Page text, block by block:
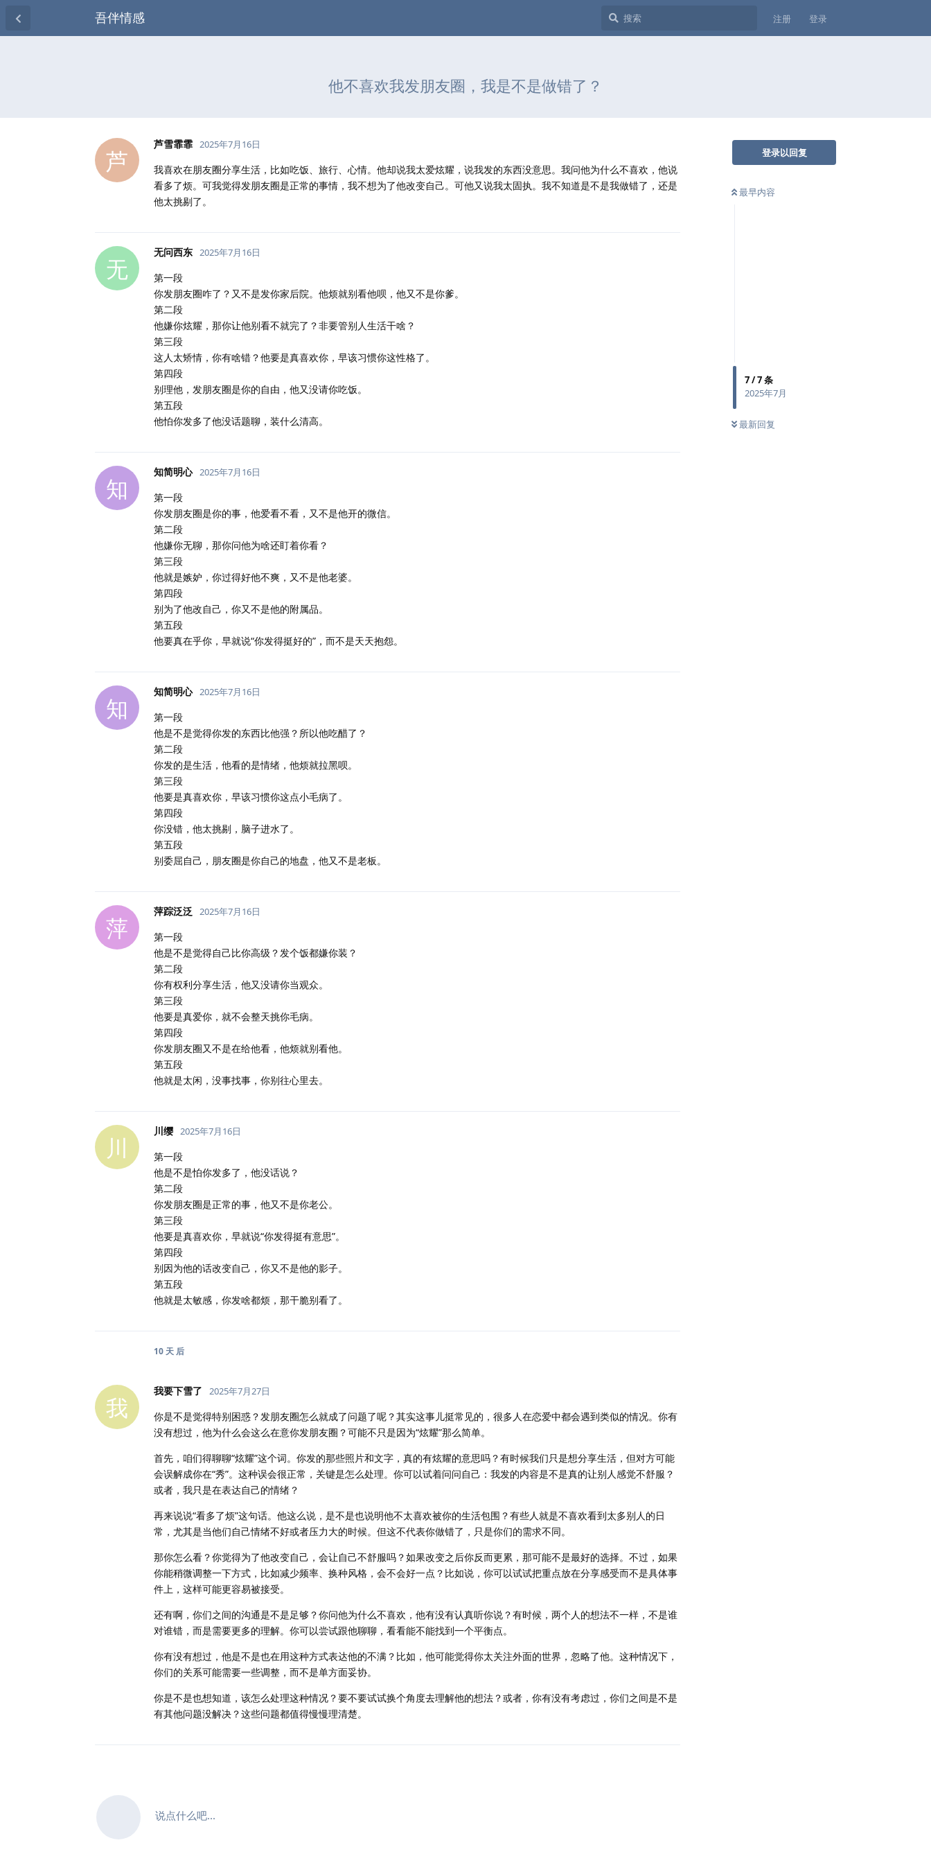
吾伴情感 注册 登录
他不喜欢我发朋友圈，我是不是做错了？
登录以回复
最早内容
7/7条
2025年7月
最新回复
芦
芦雪霏霏 2025年7月16日
我喜欢在朋友圈分享生活，比如吃饭、旅行、心情。他却说我太爱炫耀，说我发的东西没意思。我问他为什么不喜欢，他说
看多了烦。可我觉得发朋友圈是正常的事情，我不想为了他改变自己。可他又说我太固执。我不知道是不是我做错了，还是
他太挑剔了。
无
无问西东 2025年7月16日
第一段
你发朋友圈咋了？又不是发你家后院。他烦就别看他呗，他又不是你爹。
第二段
他嫌你炫耀，那你让他别看不就完了？非要管别人生活干啥？
第三段
这人太矫情，你有啥错？他要是真喜欢你，早该习惯你这性格了。
第四段
别理他，发朋友圈是你的自由，他又没请你吃饭。
第五段
他怕你发多了他没话题聊，装什么清高。
知
知简明心 2025年7月16日
第一段
你发朋友圈是你的事，他爱看不看，又不是他开的微信。
第二段
他嫌你无聊，那你问他为啥还盯着你看？
第三段
他就是嫉妒，你过得好他不爽，又不是他老婆。
第四段
别为了他改自己，你又不是他的附属品。
第五段
他要真在乎你，早就说“你发得挺好的”，而不是天天抱怨。
知
知简明心 2025年7月16日
第一段
他是不是觉得你发的东西比他强？所以他吃醋了？
第二段
你发的是生活，他看的是情绪，他烦就拉黑呗。
第三段
他要是真喜欢你，早该习惯你这点小毛病了。
第四段
你没错，他太挑剔，脑子进水了。
第五段
别委屈自己，朋友圈是你自己的地盘，他又不是老板。
萍
萍踪泛泛 2025年7月16日
第一段
他是不是觉得自己比你高级？发个饭都嫌你装？
第二段
你有权利分享生活，他又没请你当观众。
第三段
他要是真爱你，就不会整天挑你毛病。
第四段
你发朋友圈又不是在给他看，他烦就别看他。
第五段
他就是太闲，没事找事，你别往心里去。
川
川缨 2025年7月16日
第一段
他是不是怕你发多了，他没话说？
第二段
你发朋友圈是正常的事，他又不是你老公。
第三段
他要是真喜欢你，早就说“你发得挺有意思”。
第四段
别因为他的话改变自己，你又不是他的影子。
第五段
他就是太敏感，你发啥都烦，那干脆别看了。
10 天 后
我
我要下雪了 2025年7月27日
你是不是觉得特别困惑？发朋友圈怎么就成了问题了呢？其实这事儿挺常见的，很多人在恋爱中都会遇到类似的情况。你有
没有想过，他为什么会这么在意你发朋友圈？可能不只是因为“炫耀”那么简单。
首先，咱们得聊聊“炫耀”这个词。你发的那些照片和文字，真的有炫耀的意思吗？有时候我们只是想分享生活，但对方可能
会误解成你在“秀”。这种误会很正常，关键是怎么处理。你可以试着问问自己：我发的内容是不是真的让别人感觉不舒服？
或者，我只是在表达自己的情绪？
再来说说“看多了烦”这句话。他这么说，是不是也说明他不太喜欢被你的生活包围？有些人就是不喜欢看到太多别人的日
常，尤其是当他们自己情绪不好或者压力大的时候。但这不代表你做错了，只是你们的需求不同。
那你怎么看？你觉得为了他改变自己，会让自己不舒服吗？如果改变之后你反而更累，那可能不是最好的选择。不过，如果
你能稍微调整一下方式，比如减少频率、换种风格，会不会好一点？比如说，你可以试试把重点放在分享感受而不是具体事
件上，这样可能更容易被接受。
还有啊，你们之间的沟通是不是足够？你问他为什么不喜欢，他有没有认真听你说？有时候，两个人的想法不一样，不是谁
对谁错，而是需要更多的理解。你可以尝试跟他聊聊，看看能不能找到一个平衡点。
你有没有想过，他是不是也在用这种方式表达他的不满？比如，他可能觉得你太关注外面的世界，忽略了他。这种情况下，
你们的关系可能需要一些调整，而不是单方面妥协。
你是不是也想知道，该怎么处理这种情况？要不要试试换个角度去理解他的想法？或者，你有没有考虑过，你们之间是不是
有其他问题没解决？这些问题都值得慢慢理清楚。
说点什么吧...